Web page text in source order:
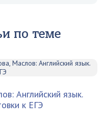
по теме
Английский язык.
к ЕГЭ